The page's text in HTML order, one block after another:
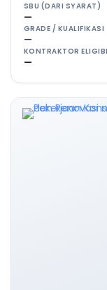
SBU (DARI SYARAT)
—
GRADE / KUALIFIKASI
—
KONTRAKTOR
—